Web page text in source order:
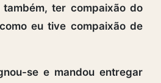
ter compaixão do
eu tive compaixão de
se e mandou entregar